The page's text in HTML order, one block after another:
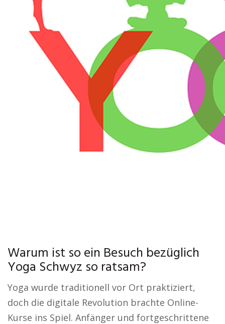
Warum ist so ein Besuch bezüglich
Yoga Schwyz so ratsam?
Yoga wurde traditionell vor Ort praktiziert,
doch die digitale Revolution brachte Online-
Kurse ins Spiel. Anfänger und fortgeschrittene